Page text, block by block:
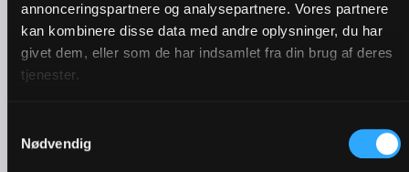
annonceringspartnere og analysepartnere. Vores partnere
kan kombinere disse data med andre oplysninger, du har
givet dem, eller som de har indsamlet fra din brug af deres
tjenester.
Nødvendig